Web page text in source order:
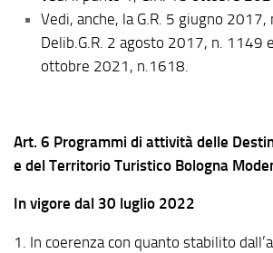
Vedi, anche, la G.R. 5 giugno 2017,
Delib.G.R. 2 agosto 2017, n. 1149
ottobre 2021, n.1618.
Art. 6 Programmi di attività delle
e del Territorio Turistico Bologna
In vigore dal 30 luglio 2022
1. In coerenza con quanto stabilito